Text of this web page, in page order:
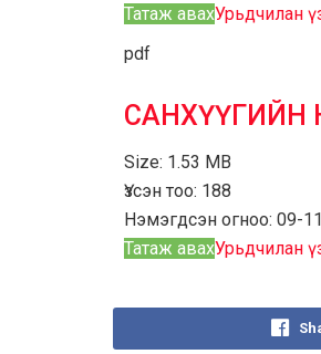
Татаж авахУрьдчилан
pdf
САНХҮҮГИЙН
Size: 1.53 MB
Үзсэн тоо: 188
Нэмэгдсэн огноо: 09-
Татаж авахУрьдчилан